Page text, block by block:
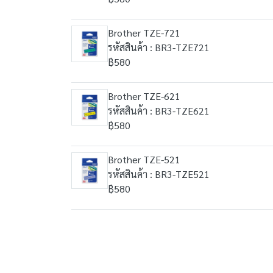
Brother TZE-721
รหัสสินค้า : BR3-TZE721
฿580
Brother TZE-621
รหัสสินค้า : BR3-TZE621
฿580
Brother TZE-521
รหัสสินค้า : BR3-TZE521
฿580